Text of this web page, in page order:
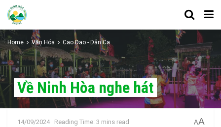
Home Văn Hóa Cao Dao - Dân Ca
Về Ninh Hòa nghe hát
14/09/2024 Reading Time: 3 mins read AA